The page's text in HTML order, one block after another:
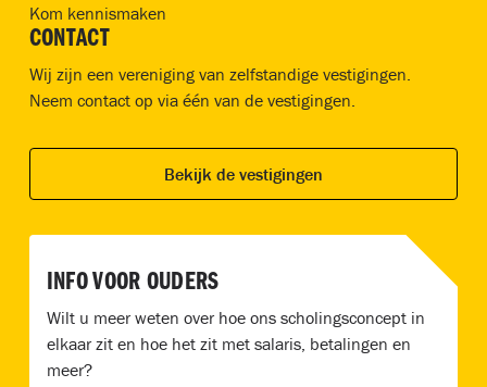
Kom kennismaken
CONTACT
Wij zijn een vereniging van zelfstandige vestigingen.
Neem contact op via één van de vestigingen.
Bekijk de vestigingen
INFO VOOR OUDERS
Wilt u meer weten over hoe ons scholingsconcept in
elkaar zit en hoe het zit met salaris, betalingen en
meer?